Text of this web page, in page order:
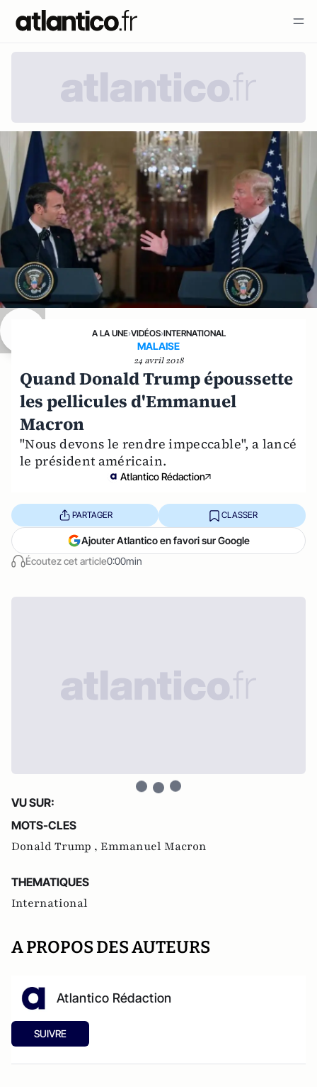
A LA UNE›VIDÉOS›INTERNATIONAL
MALAISE
24 avril 2018
Quand Donald Trump époussette
les pellicules d'Emmanuel
Macron
"Nous devons le rendre impeccable", a lancé
le président américain.
Atlantico Rédaction
Écoutez cet article0:00min
PARTAGER CLASSER
Ajouter Atlantico en favori sur Google
VU SUR:
MOTS-CLES
Donald Trump , Emmanuel Macron
THEMATIQUES
International
A PROPOS DES AUTEURS
Atlantico Rédaction
SUIVRE